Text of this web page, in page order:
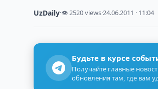
UzDaily·👁 2520 views·24.06.2011 · 11:04
Будьте в курсе
Получайте главные
обновления там, где вам